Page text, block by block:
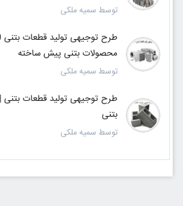
توسط سمیه ملکی
محصولات بتنی پیش ساخته
توسط سمیه ملکی
طرح توجیهی تولید قطعات
بتنی
توسط سمیه ملکی